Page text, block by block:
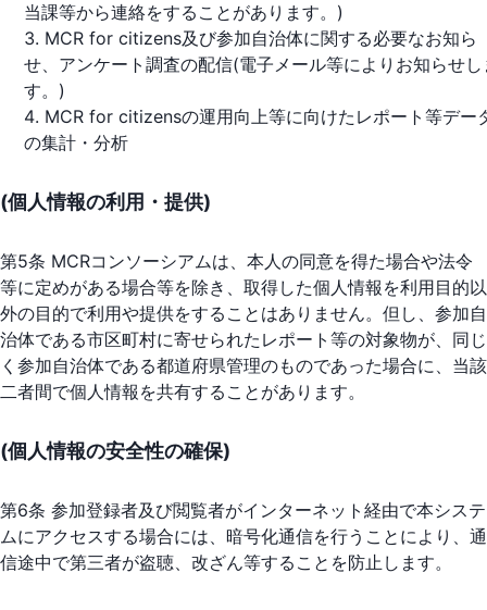
当課等から連絡をすることがあります。)
MCR for citizens及び参加自治体に関する必要なお知ら
せ、アンケート調査の配信(電子メール等によりお知らせし
す。)
MCR for citizensの運用向上等に向けたレポート等デー
の集計・分析
(個人情報の利用・提供)
第5条 MCRコンソーシアムは、本人の同意を得た場合や法令
等に定めがある場合等を除き、取得した個人情報を利用目的以
外の目的で利用や提供をすることはありません。但し、参加自
治体である市区町村に寄せられたレポート等の対象物が、同じ
く参加自治体である都道府県管理のものであった場合に、当該
二者間で個人情報を共有することがあります。
(個人情報の安全性の確保)
第6条 参加登録者及び閲覧者がインターネット経由で本システ
ムにアクセスする場合には、暗号化通信を行うことにより、通
信途中で第三者が盗聴、改ざん等することを防止します。